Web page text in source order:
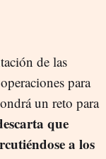
de las
para
un reto para
que
a los